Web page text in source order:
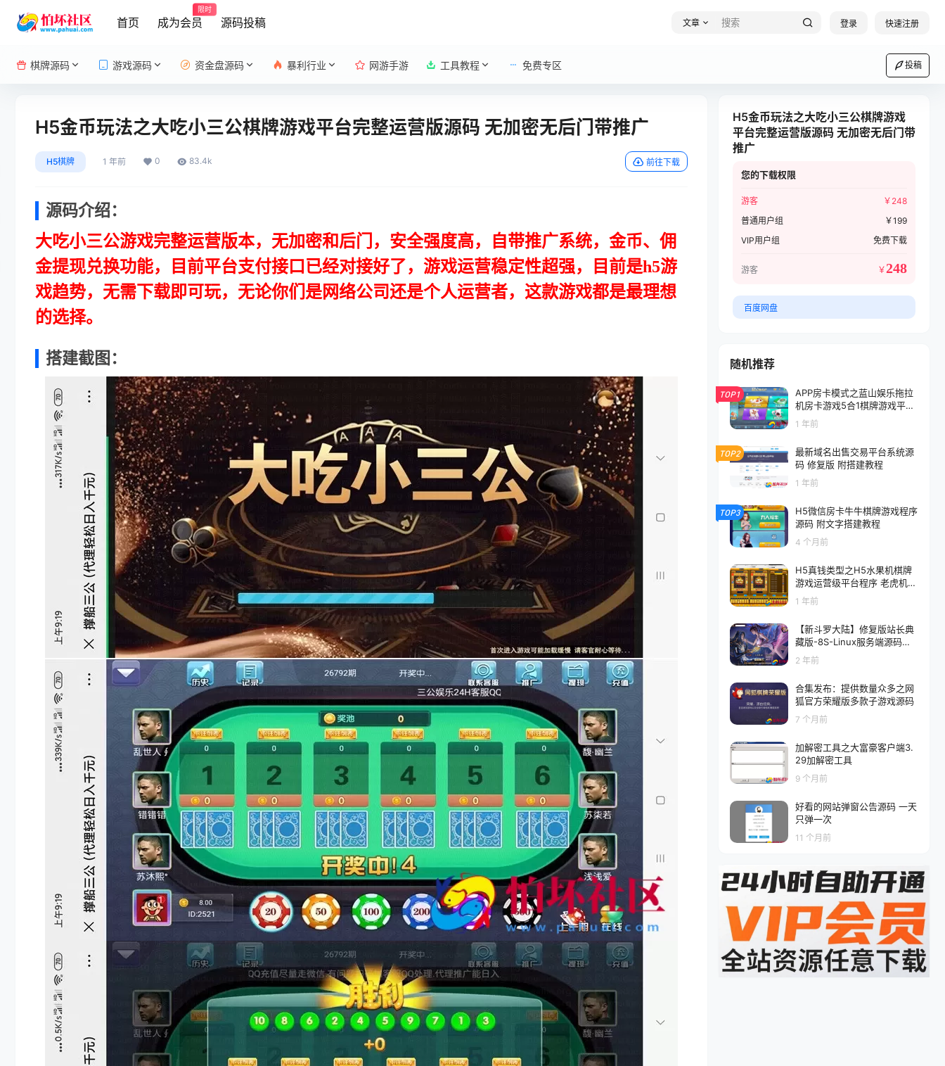
首页 成为会员
限时
源码投稿 文章 登录 快速注册
棋牌源码 游戏源码 资金盘源码 暴利行业 网游手游 工具教程 免费专区 投稿
H5金币玩法之大吃小三公棋牌游戏平台完整运营版源码 无加密无后门带推广
H5棋牌 1 年前 0 83.4k 前往下载
源码介绍：
大吃小三公游戏完整运营版本，无加密和后门，安全强度高，自带推广系统，金币、佣
金提现兑换功能，目前平台支付接口已经对接好了，游戏运营稳定性超强，目前是h5游
戏趋势，无需下载即可玩，无论你们是网络公司还是个人运营者，这款游戏都是最理想
的选择。
搭建截图：
H5金币玩法之大吃小三公棋牌游戏
平台完整运营版源码 无加密无后门带
推广
您的下载权限
游客 ￥ 248
普通用户组
￥199
VIP用户组
免费下载
游客 ￥248
百度网盘
随机推荐
TOP1
APP房卡模式之蓝山娱乐拖拉
机房卡游戏5合1棋牌游戏平台
程序（支持俱乐部_亲友圈）
1 年前
TOP2
最新域名出售交易平台系统源
码 修复版 附搭建教程
1 年前
TOP3
H5微信房卡牛牛棋牌游戏程序
源码 附文字搭建教程
4 个月前
H5真钱类型之H5水果机棋牌
游戏运营级平台程序 老虎机电
玩城源码 附搭建架设视频教程
1 年前
【新斗罗大陆】修复版站长典
藏版-8S-Linux服务端源码视
频架设教程-完善GM授权后台
+外网教程
2 年前
合集发布：提供数量众多之网
狐官方荣耀版多款子游戏源码
7 个月前
加解密工具之大富豪客户端3.
29加解密工具
9 个月前
好看的网站弹窗公告源码 一天
只弹一次
11 个月前